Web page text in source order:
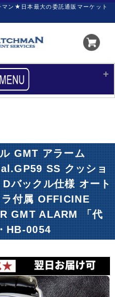
ン★日本最大の委託通販マーケット
マイページ
価格ダウン
時計の修理
ファイナルボックス
ブログ・特集記事
GMT アラーム
SS クッショ
バックル仕様 オート
付属 OFFICINE
GMT ALARM 「代
HB-0054